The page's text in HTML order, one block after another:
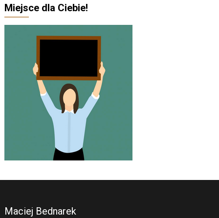
Miejsce dla Ciebie!
Maciej Bednarek